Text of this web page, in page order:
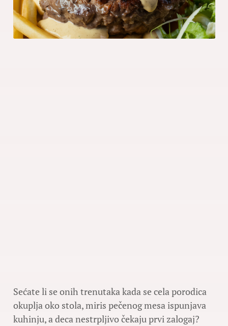
Sećate li se onih trenutaka kada se cela porodica
okuplja oko stola, miris pečenog mesa ispunjava
kuhinju, a deca nestrpljivo čekaju prvi zalogaj?